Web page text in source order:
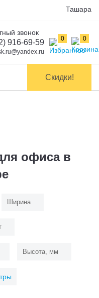
Ташара
0 0
звонок
916-69-59
Скидки!
офиса в
Ширина
Высота, мм